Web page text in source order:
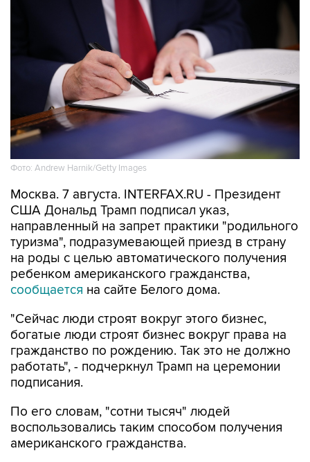
Фото: Andrew Harnik/Getty Images
Москва. 7 августа. INTERFAX.RU - Президент
США Дональд Трамп подписал указ,
направленный на запрет практики "родильного
туризма", подразумевающей приезд в страну
на роды с целью автоматического получения
ребенком американского гражданства,
сообщается на сайте Белого дома.
"Сейчас люди строят вокруг этого бизнес,
богатые люди строят бизнес вокруг права на
гражданство по рождению. Так это не должно
работать", - подчеркнул Трамп на церемонии
подписания.
По его словам, "сотни тысяч" людей
воспользовались таким способом получения
американского гражданства.